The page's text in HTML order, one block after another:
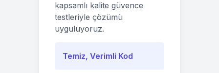
kapsamlı kalite güvence
testleriyle çözümü
uyguluyoruz.
Temiz, Verimli Kod